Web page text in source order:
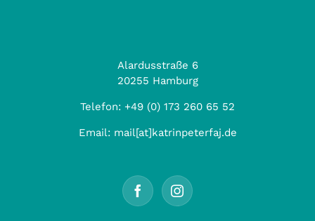
Alardusstraße 6
20255 Hamburg
Telefon: +49 (0) 173 260 65 52
Email: mail[at]katrinpeterfaj.de